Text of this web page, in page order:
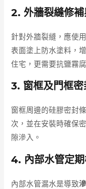
2. 外牆裂縫修
針對外牆裂縫，應使
表面塗上防水塗料，
住宅，更需要抗鹽霧
3. 窗框及門框
窗框周邊的硅膠密封
次，並在安裝時確保
隙滲入。
4. 內部水管定
內部水管漏水是導致